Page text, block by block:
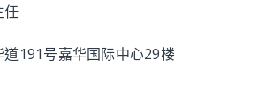
任
191号嘉华国际中心29楼